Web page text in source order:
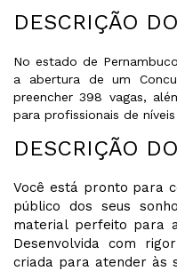
DESCRIÇÃO
No estado de
a abertura de um
preencher 398 vagas,
para profissionais de
DESCRIÇÃO
Você está pronto para
público dos seus
material perfeito para
Desenvolvida com
criada para atender às